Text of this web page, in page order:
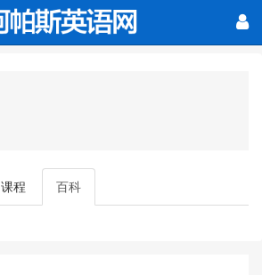
课程 百科